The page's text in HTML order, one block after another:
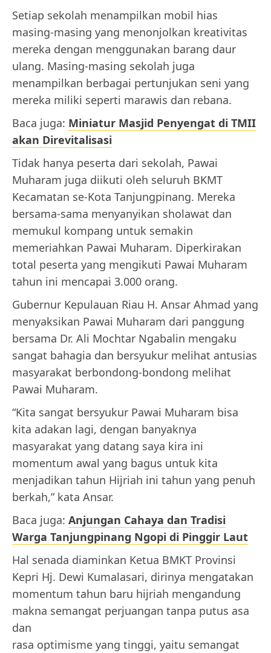
Setiap sekolah menampilkan mobil hias
masing-masing yang menonjolkan kreativitas
mereka dengan menggunakan barang daur
ulang. Masing-masing sekolah juga
menampilkan berbagai pertunjukan seni yang
mereka miliki seperti marawis dan rebana.
Baca juga: Miniatur Masjid Penyengat di TMII
akan Direvitalisasi
Tidak hanya peserta dari sekolah, Pawai
Muharam juga diikuti oleh seluruh BKMT
Kecamatan se-Kota Tanjungpinang. Mereka
bersama-sama menyanyikan sholawat dan
memukul kompang untuk semakin
memeriahkan Pawai Muharam. Diperkirakan
total peserta yang mengikuti Pawai Muharam
tahun ini mencapai 3.000 orang.
Gubernur Kepulauan Riau H. Ansar Ahmad yang
menyaksikan Pawai Muharam dari panggung
bersama Dr. Ali Mochtar Ngabalin mengaku
sangat bahagia dan bersyukur melihat antusias
masyarakat berbondong-bondong melihat
Pawai Muharam.
“Kita sangat bersyukur Pawai Muharam bisa
kita adakan lagi, dengan banyaknya
masyarakat yang datang saya kira ini
momentum awal yang bagus untuk kita
menjadikan tahun Hijriah ini tahun yang penuh
berkah,” kata Ansar.
Baca juga: Anjungan Cahaya dan Tradisi
Warga Tanjungpinang Ngopi di Pinggir Laut
Hal senada diaminkan Ketua BMKT Provinsi
Kepri Hj. Dewi Kumalasari, dirinya mengatakan
momentum tahun baru hijriah mengandung
makna semangat perjuangan tanpa putus asa
dan
rasa optimisme yang tinggi, yaitu semangat